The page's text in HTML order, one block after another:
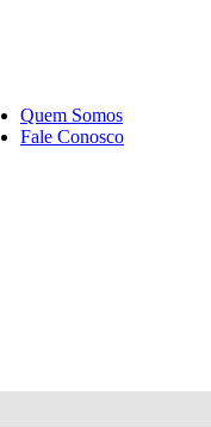
Quem Somos
Fale Conosco